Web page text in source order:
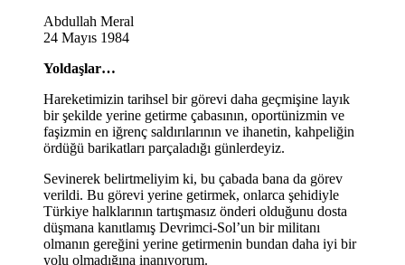
Abdullah Meral
24 Mayıs 1984
Yoldaşlar…
Hareketimizin tarihsel bir görevi daha geçmişine layık
bir şekilde yerine getirme çabasının, oportünizmin ve
faşizmin en iğrenç saldırılarının ve ihanetin, kahpeliğin
ördüğü barikatları parçaladığı günlerdeyiz.
Sevinerek belirtmeliyim ki, bu çabada bana da görev
verildi. Bu görevi yerine getirmek, onlarca şehidiyle
Türkiye halklarının tartışmasız önderi olduğunu dosta
düşmana kanıtlamış Devrimci-Sol’un bir militanı
olmanın gereğini yerine getirmenin bundan daha iyi bir
yolu olmadığına inanıyorum.